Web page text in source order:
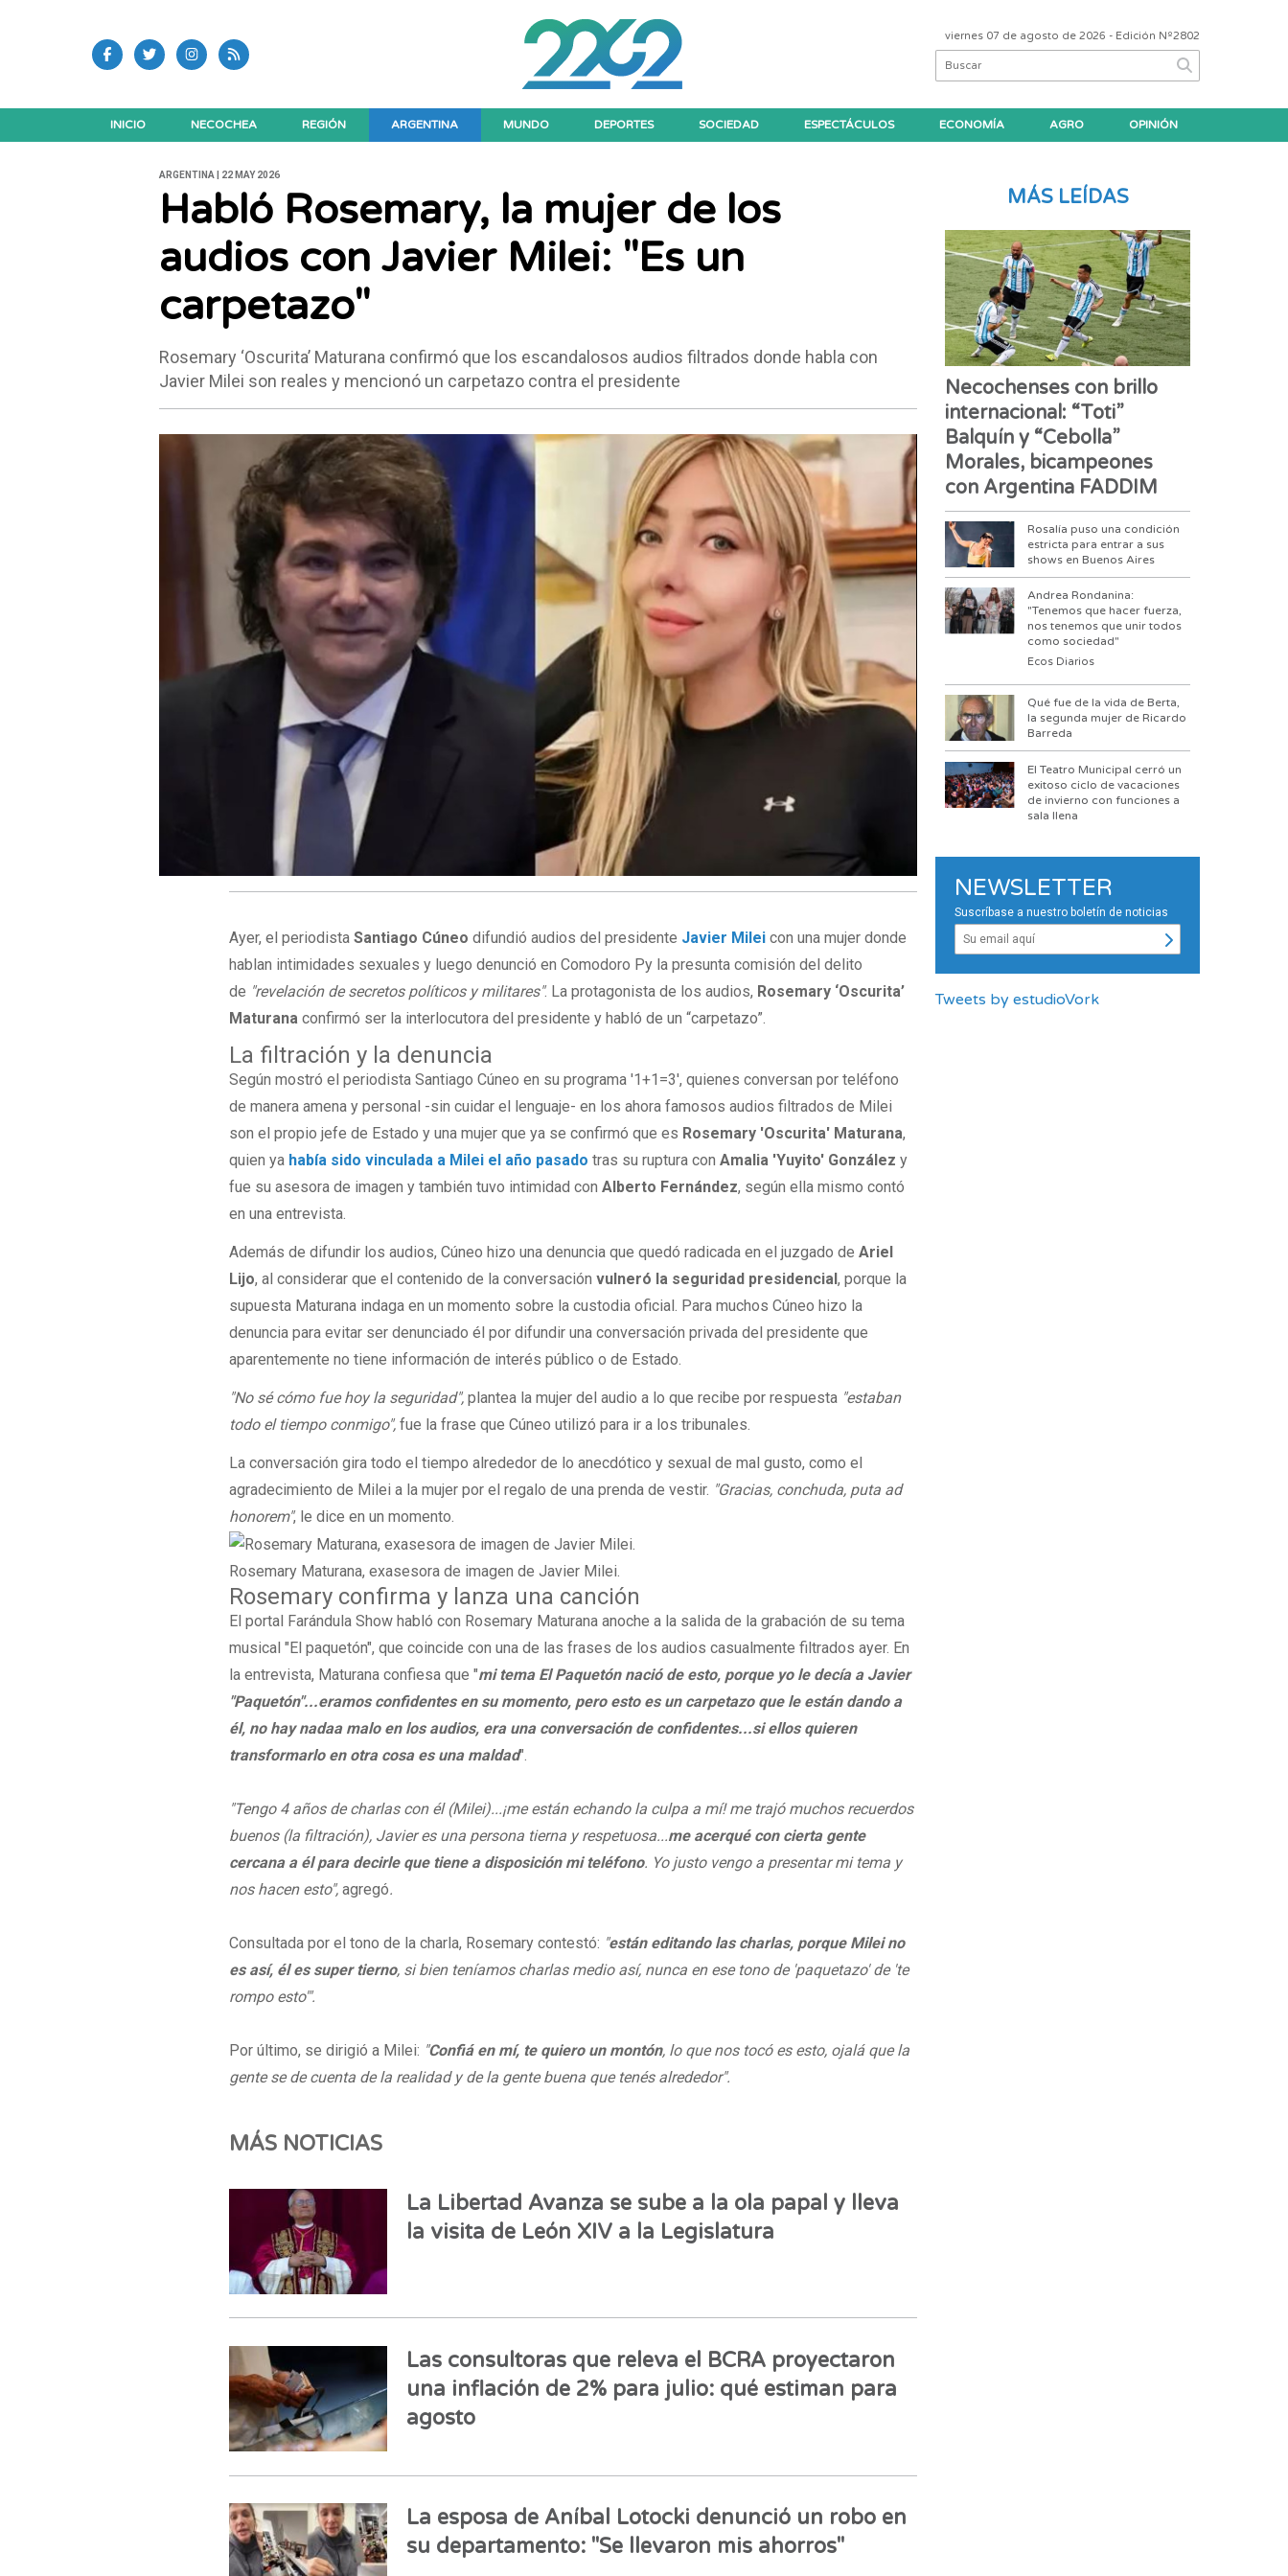
viernes 07 de agosto de 2026 - Edición Nº2802
INICIO NECOCHEA REGIÓN ARGENTINA MUNDO DEPORTES SOCIEDAD ESPECTÁCULOS ECONOMÍA AGRO OPINIÓN
ARGENTINA | 22 MAY 2026
Habló Rosemary, la mujer de los
audios con Javier Milei: "Es un
carpetazo"
Rosemary ‘Oscurita’ Maturana confirmó que los escandalosos audios filtrados donde habla con
Javier Milei son reales y mencionó un carpetazo contra el presidente
Ayer, el periodistaSantiago Cúneo difundió audios del presidente Javier Milei con una mujer donde
hablan intimidades sexuales y luego denunció en Comodoro Py la presunta comisión del delito
de "revelación de secretos políticos y militares". La protagonista de los audios, Rosemary ‘Oscurita’
Maturana confirmó ser la interlocutora del presidente y habló de un “carpetazo”.
La filtración y la denuncia
Según mostró el periodista Santiago Cúneo en su programa '1+1=3', quienes conversan por teléfono
de manera amena y personal -sin cuidar el lenguaje- en los ahora famosos audios filtrados de Milei
son el propio jefe de Estado y una mujer que ya se confirmó que es Rosemary 'Oscurita' Maturana,
quien ya había sido vinculada a Milei el año pasado tras su ruptura conAmalia 'Yuyito' Gonzálezy
fue su asesora de imagen y también tuvo intimidad conAlberto Fernández, según ella mismo contó
en una entrevista.
Además de difundir los audios, Cúneo hizo una denuncia que quedó radicada en el juzgado deAriel
Lijo, al considerar que el contenido de la conversaciónvulneró la seguridad presidencial, porque la
supuesta Maturana indaga en un momento sobre la custodia oficial. Para muchos Cúneo hizo la
denuncia para evitar ser denunciado él por difundir una conversación privada del presidente que
aparentemente no tiene información de interés público o de Estado.
"No sé cómo fue hoy la seguridad", plantea la mujer del audio a lo que recibe por respuesta "estaban
todo el tiempo conmigo",fue la frase que Cúneo utilizó para ir a los tribunales.
La conversación gira todo el tiempo alrededor de lo anecdótico y sexual de mal gusto, como el
agradecimiento de Milei a la mujer por el regalo de una prenda de vestir. "Gracias, conchuda, puta ad
honorem", le dice en un momento.
Rosemary Maturana, exasesora de imagen de Javier Milei.
Rosemary confirma y lanza una canción
El portal Farándula Show habló con Rosemary Maturana anoche a la salida de la grabación de su tema
musical "El paquetón", que coincide con una de las frases de los audios casualmente filtrados ayer. En
la entrevista, Maturana confiesa que "mi tema El Paquetón nació de esto, porque yo le decía a Javier
"Paquetón"...eramos confidentes en su momento, pero esto es un carpetazo que le están dando a
él, no hay nadaa malo en los audios, era una conversación de confidentes...si ellos quieren
transformarlo en otra cosa es una maldad".
"Tengo 4 años de charlas con él (Milei)...¡me están echando la culpa a mí! me trajó muchos recuerdos
buenos (la filtración), Javier es una persona tierna y respetuosa...me acerqué con cierta gente
cercana a él para decirle que tiene a disposición mi teléfono. Yo justo vengo a presentar mi tema y
nos hacen esto",agregó.
Consultada por el tono de la charla, Rosemary contestó: "están editando las charlas, porque Milei no
es así, él es super tierno, si bien teníamos charlas medio así, nunca en ese tono de 'paquetazo' de 'te
rompo esto'".
Por último, se dirigió a Milei: "Confiá en mí, te quiero un montón, lo que nos tocó es esto, ojalá que la
gente se de cuenta de la realidad y de la gente buena que tenés alrededor".
MÁS NOTICIAS
La Libertad Avanza se sube a la ola papal y lleva
la visita de León XIV a la Legislatura
Las consultoras que releva el BCRA proyectaron
una inflación de 2% para julio: qué estiman para
agosto
La esposa de Aníbal Lotocki denunció un robo en
su departamento: "Se llevaron mis ahorros"
MÁS LEÍDAS
Necochenses con brillo
internacional: “Toti”
Balquín y “Cebolla”
Morales, bicampeones
con Argentina FADDIM
Rosalía puso una condición
estricta para entrar a sus
shows en Buenos Aires
Andrea Rondanina:
"Tenemos que hacer fuerza,
nos tenemos que unir todos
como sociedad"
Ecos Diarios
Qué fue de la vida de Berta,
la segunda mujer de Ricardo
Barreda
El Teatro Municipal cerró un
exitoso ciclo de vacaciones
de invierno con funciones a
sala llena
NEWSLETTER
Suscríbase a nuestro boletín de noticias
Tweets by estudioVork